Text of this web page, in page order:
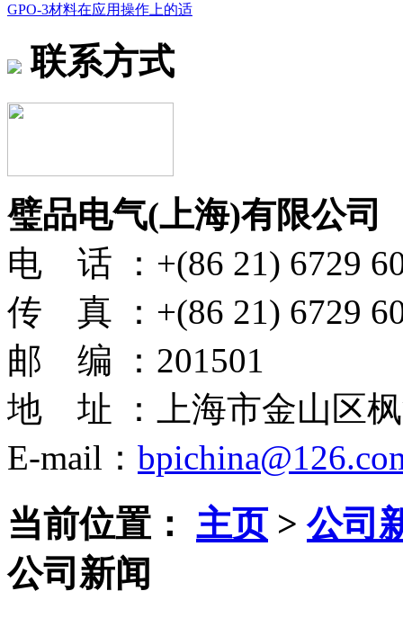
GPO-3材料在应用操作上的适
联系方式
璧品电气(上海)有限公司
电 话 ：+(86 21) 6729
传 真 ：+(86 21) 6729
邮 编 ：201501
地 址 ：上海市金山区
E-mail：
当前位置： 主页>公司
公司新闻